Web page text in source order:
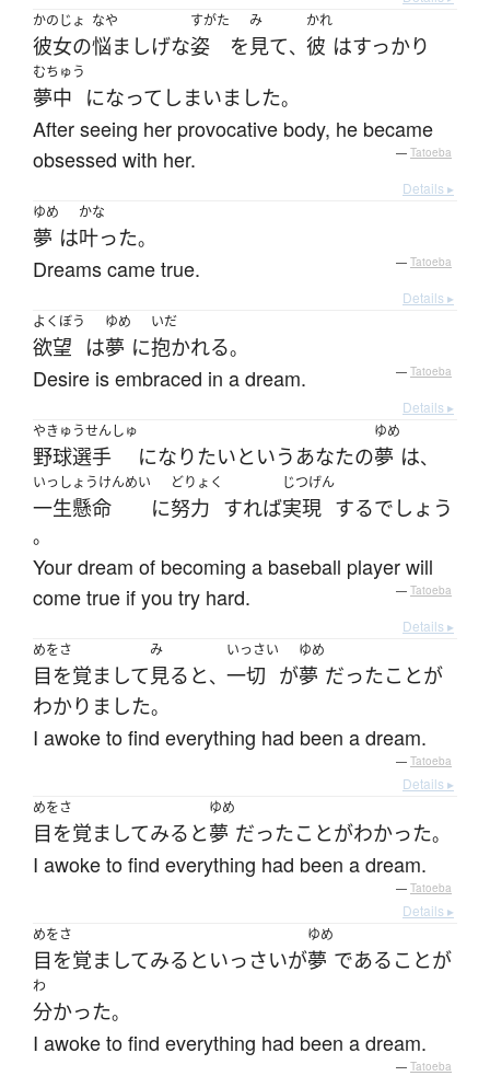
かのじょ
彼女の
なや
悩ましげな
すがた
姿 を
み
見て、
かれ
彼 はすっかり
むちゅう
夢中 になって しまいました。
After seeing her provocative body, he became
obsessed with her.
— Tatoeba
Details ▸
ゆめ
夢 は
かな
叶った。
Dreams came true. — Tatoeba
Details ▸
よくぼう
欲望 は
ゆめ
夢 に
いだ
抱かれる。
Desire is embraced in a dream. — Tatoeba
Details ▸
やきゅうせんしゅ
野球選手 になりたいという あなたの
ゆめ
夢 は、
いっしょうけんめい
一生懸命 に
どりょく
努力 すれば
じつげん
実現 するでしょう
。
Your dream of becoming a baseball player will
come true if you try hard.
— Tatoeba
Details ▸
めをさ
目を覚まして
み
見る と、
いっさい
一切 が
ゆめ
夢 だったことが
わかりました。
I awoke to find everything had been a dream.
— Tatoeba
Details ▸
めをさ
目を覚ましてみる と
ゆめ
夢 だったことがわかった。
I awoke to find everything had been a dream.
— Tatoeba
Details ▸
めをさ
目を覚ましてみる といっさいが
ゆめ
夢 である ことが
わ
分かった。
I awoke to find everything had been a dream.
— Tatoeba